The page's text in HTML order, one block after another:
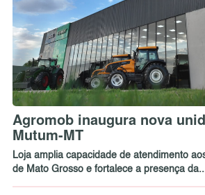
Agromob inaugura nova
Mutum-MT
Loja amplia capacidade de atendimento
de Mato Grosso e fortalece a presença